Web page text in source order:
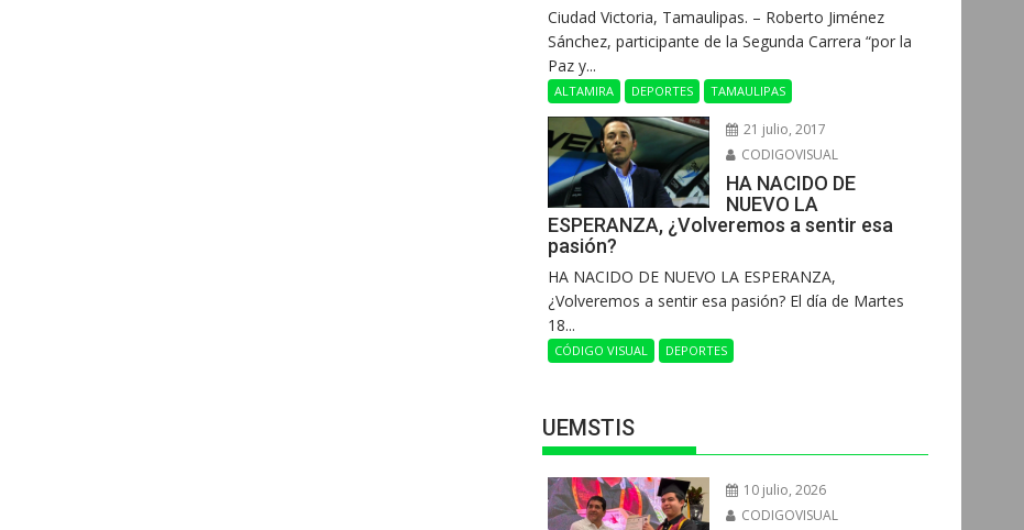
Ciudad Victoria, Tamaulipas. – Roberto Jiménez
Sánchez, participante de la Segunda Carrera “por la
Paz y...
ALTAMIRA DEPORTES TAMAULIPAS
21 julio, 2017
CODIGOVISUAL
HA NACIDO DE
NUEVO LA
ESPERANZA, ¿Volveremos a sentir esa
pasión?
HA NACIDO DE NUEVO LA ESPERANZA,
¿Volveremos a sentir esa pasión? El día de Martes
18...
CÓDIGO VISUAL DEPORTES
UEMSTIS
10 julio, 2026
CODIGOVISUAL